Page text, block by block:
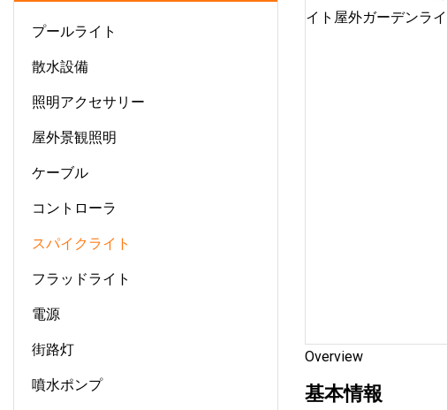
プールライト
散水設備
照明アクセサリー
屋外景観照明
ケーブル
コントローラ
スパイクライト
フラッドライト
電源
街路灯
噴水ポンプ
Overview
基本情報